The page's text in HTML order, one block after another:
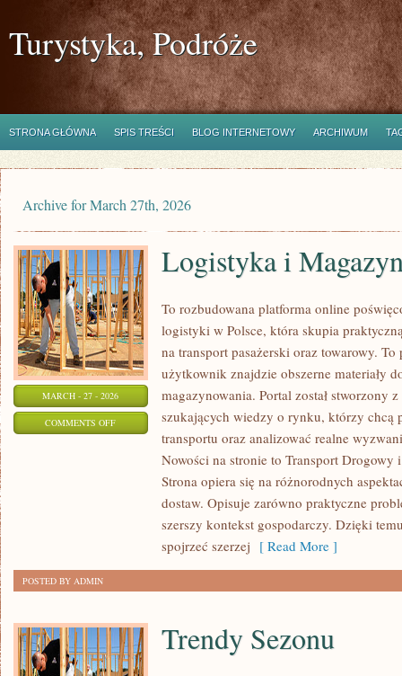
Turystyka, Podróże
STRONA GŁÓWNA SPIS TREŚCI BLOG INTERNETOWY ARCHIWUM
Archive for March 27th, 2026
MARCH - 27 - 2026
COMMENTS OFFON
LOGISTYKA
MAGAZYNOWANIE
Logistyka i
To rozbudowana platforma online
logistyki w Polsce, która skupia
na transport pasażerski oraz towarowy.
użytkownik znajdzie obszerne materiały
magazynowania. Portal został stworzony
szukających wiedzy o rynku, którzy chcą
transportu oraz analizować realne
Nowości na stronie to Transport Drogowy
Strona opiera się na różnorodnych
dostaw. Opisuje zarówno praktyczne
szerszy kontekst gospodarczy. Dzięki
spojrzeć szerzej [ Read More ]
POSTED BY ADMIN
Trendy Sezonu